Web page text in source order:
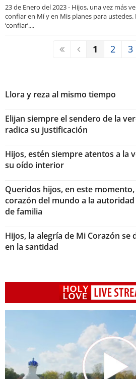
23 de Enero del 2023 - Hijos, una vez más
confiar en Mí y en Mis planes para ustedes.
‘confiar’....
1 2 3
Llora y reza al mismo tiempo
Elijan siempre el sendero de la
radica su justificación
Hijos, estén siempre atentos a la
su oído interior
Queridos hijos, en este
corazón del mundo a la
de familia
Hijos, la alegría de Mi Corazón se
en la santidad